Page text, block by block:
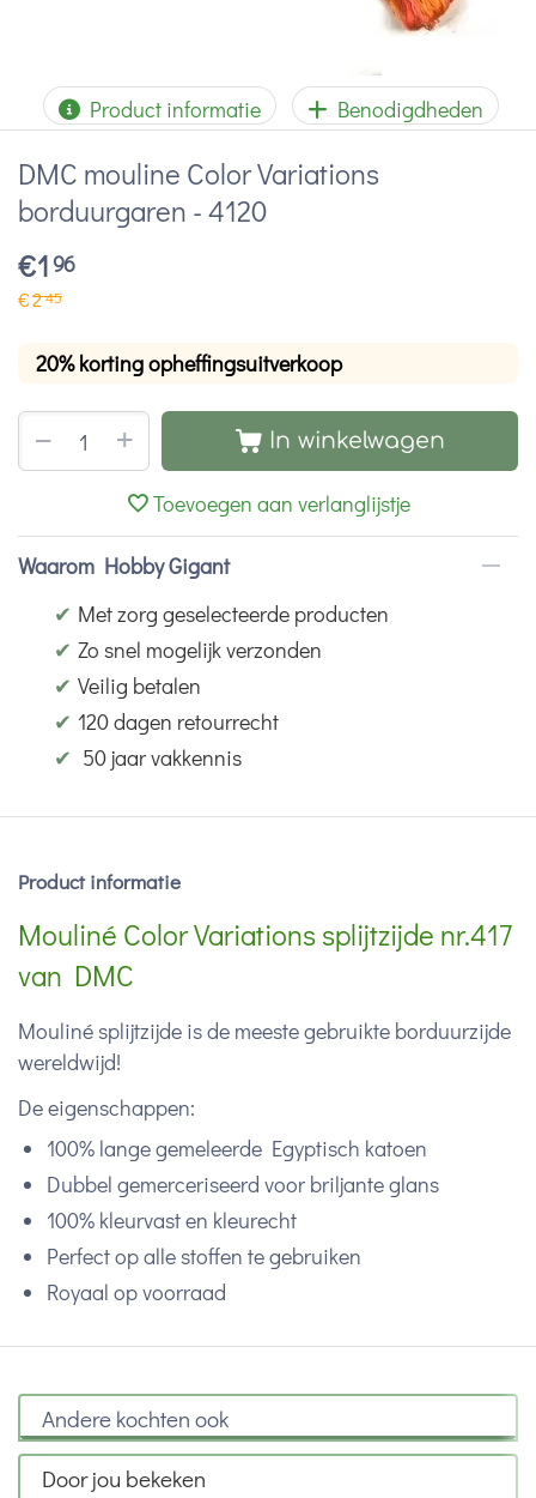
Product informatie Benodigdheden
DMC mouline Color Variations
borduurgaren - 4120
€196
€245
20% korting opheffingsuitverkoop
+
− In winkelwagen
Toevoegen aan verlanglijstje
Waarom Hobby Gigant
✔ Met zorg geselecteerde producten
✔ Zo snel mogelijk verzonden
✔ Veilig betalen
✔ 120 dagen retourrecht
✔ 50 jaar vakkennis
Product informatie
Mouliné Color Variations splijtzijde nr.417
van DMC
Mouliné splijtzijde is de meeste gebruikte borduurzijde
wereldwijd!
De eigenschappen:
100% lange gemeleerde Egyptisch katoen
Dubbel gemerceriseerd voor briljante glans
100% kleurvast en kleurecht
Perfect op alle stoffen te gebruiken
Royaal op voorraad
Andere kochten ook
Door jou bekeken